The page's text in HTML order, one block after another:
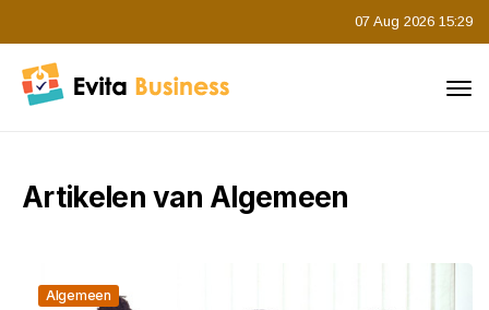
07 Aug 2026 15:29
Artikelen van Algemeen
Algemeen